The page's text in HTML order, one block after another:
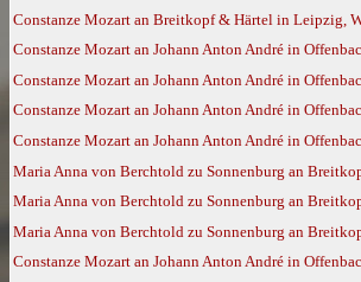
Constanze Mozart an Breitkopf & Härtel in Leipzig,
Constanze Mozart an Johann Anton André in
Constanze Mozart an Johann Anton André in
Constanze Mozart an Johann Anton André in
Constanze Mozart an Johann Anton André in
Maria Anna von Berchtold zu Sonnenburg an
Maria Anna von Berchtold zu Sonnenburg an
Maria Anna von Berchtold zu Sonnenburg an
Constanze Mozart an Johann Anton André in